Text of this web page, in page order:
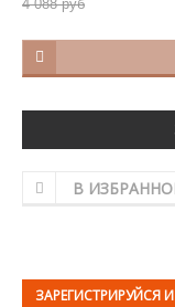
4 088 руб
В
ЗАРЕГИСТРИРУЙСЯ